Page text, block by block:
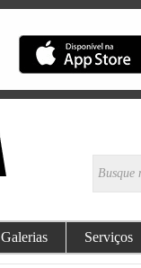
Galerias Serviços